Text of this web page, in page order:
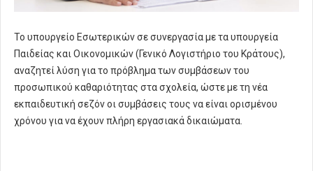
Το υπουργείο Εσωτερικών σε συνεργασία με τα υπουργεία
Παιδείας και Οικονομικών (Γενικό Λογιστήριο του Κράτους),
αναζητεί λύση για το πρόβλημα των συμβάσεων του
προσωπικού καθαριότητας στα σχολεία, ώστε με τη νέα
εκπαιδευτική σεζόν οι συμβάσεις τους να είναι ορισμένου
χρόνου για να έχουν πλήρη εργασιακά δικαιώματα.